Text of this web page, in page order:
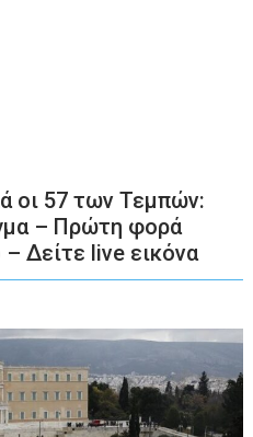
οι 57 των Τεμπών:
– Πρώτη φορά
Δείτε live εικόνα